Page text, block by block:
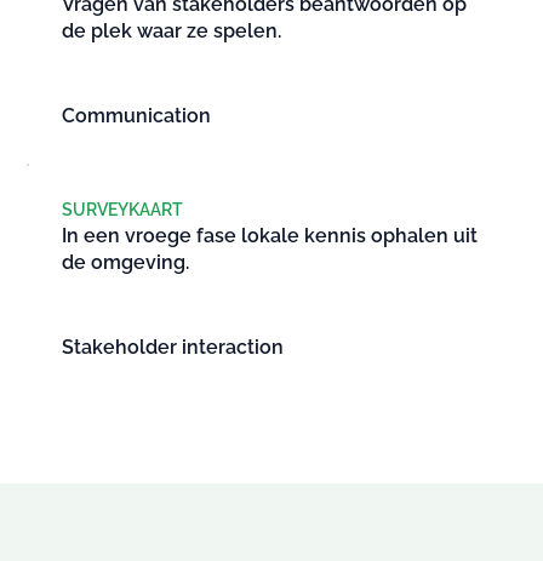
de plek waar ze spelen.
Communication
SURVEYKAART
In een vroege fase lokale kennis ophalen uit
de omgeving.
Stakeholder interaction